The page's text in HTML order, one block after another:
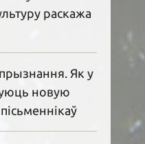
раскажа
Як у
новую